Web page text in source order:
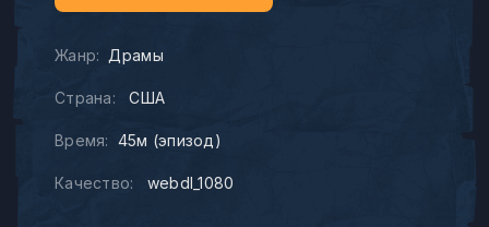
Жанр: Драмы
Страна: США
Время: 45м (эпизод)
Качество: webdl_1080